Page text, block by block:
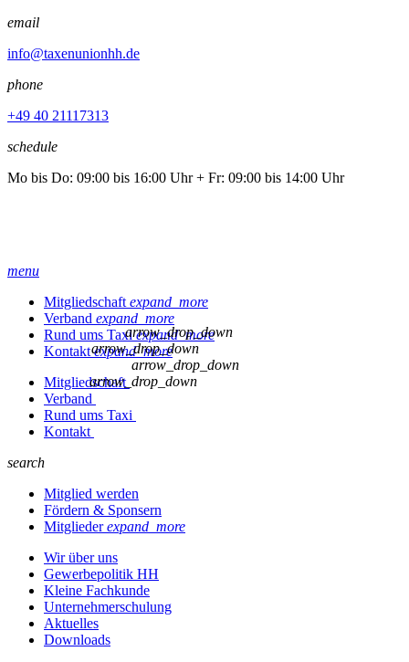
email
info@taxenunionhh.de
phone
+49 40 21117313
schedule
Mo bis Do: 09:00 bis 16:00 Uhr + Fr: 09:00 bis 14:00 Uhr
menu
Mitgliedschaft expand_more
Verband expand_more
Rund ums Taxiexpand_more
Kontaktexpand_more
Mitgliedschaft
arrow_drop_down
Verband
arrow_drop_down
Rund ums Taxi
arrow_drop_down
Kontakt
arrow_drop_down
search
Mitglied werden
Fördern & Sponsern
Mitgliederexpand_more
Wir über uns
Gewerbepolitik HH
Kleine Fachkunde
Unternehmerschulung
Aktuelles
Downloads